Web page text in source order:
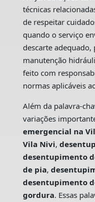
técnicas
de respeitar
quando o serviço
descarte
manutenção
feito com
normas aplicáveis
Além da palavra-
variações
emergencial na
Vila Nivi,
desentupimento
de pia,
desentupimento
gordura. Essas